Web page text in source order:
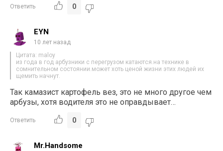
Ответить 0
EYN
10 лет назад
Цитата: maloy
из года в год арбузники с перегрузом катаются.на технике в
сомнительном состоянии.может хоть ценой жизни этих людей их
щемить начнут.
Так камазист картофель вез, это не много другое чем
арбузы, хотя водителя это не оправдывает…
Ответить 0
Mr.Handsome